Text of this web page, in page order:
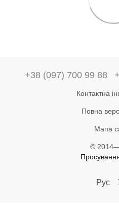
+38 (097) 700 99 88
Контактна
Повна
Мапа
©
Рус